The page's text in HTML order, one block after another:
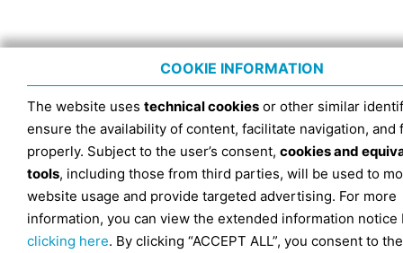
COOKIE INFORMATION
The website uses technical cookies or other similar
ensure the availability of content, facilitate navigation, and
properly. Subject to the user’s consent, cookies and
tools, including those from third parties, will be used to
website usage and provide targeted advertising. For more
information, you can view the extended information notice
clicking here. By clicking “ACCEPT ALL”, you consent to